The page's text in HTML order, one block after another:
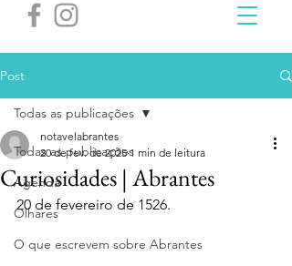
Post
Todas as publicações
Agenda
Olhares
O que escrevem sobre Abrantes
Todas as publicações
Curiosidades | Abrantes
notavelabrantes
20 de fev. de 2025 1 min de leitura
20 de fevereiro de 1526.